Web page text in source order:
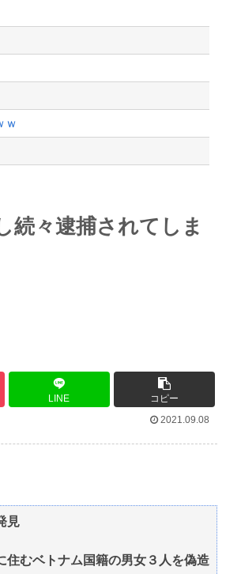
に市場が動き出...
。1週間ぶり...
ｗ
続々逮捕されてしま
LINE
コピー
2021.09.08
見
住むベトナム国籍の男女３人を偽造